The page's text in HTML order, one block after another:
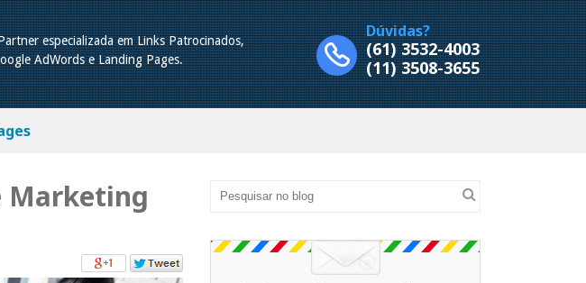
especializada em Links Patrocinados,
AdWords e Landing Pages.
Dúvidas?
(61) 3532-4003
(11) 3508-3655
Marketing